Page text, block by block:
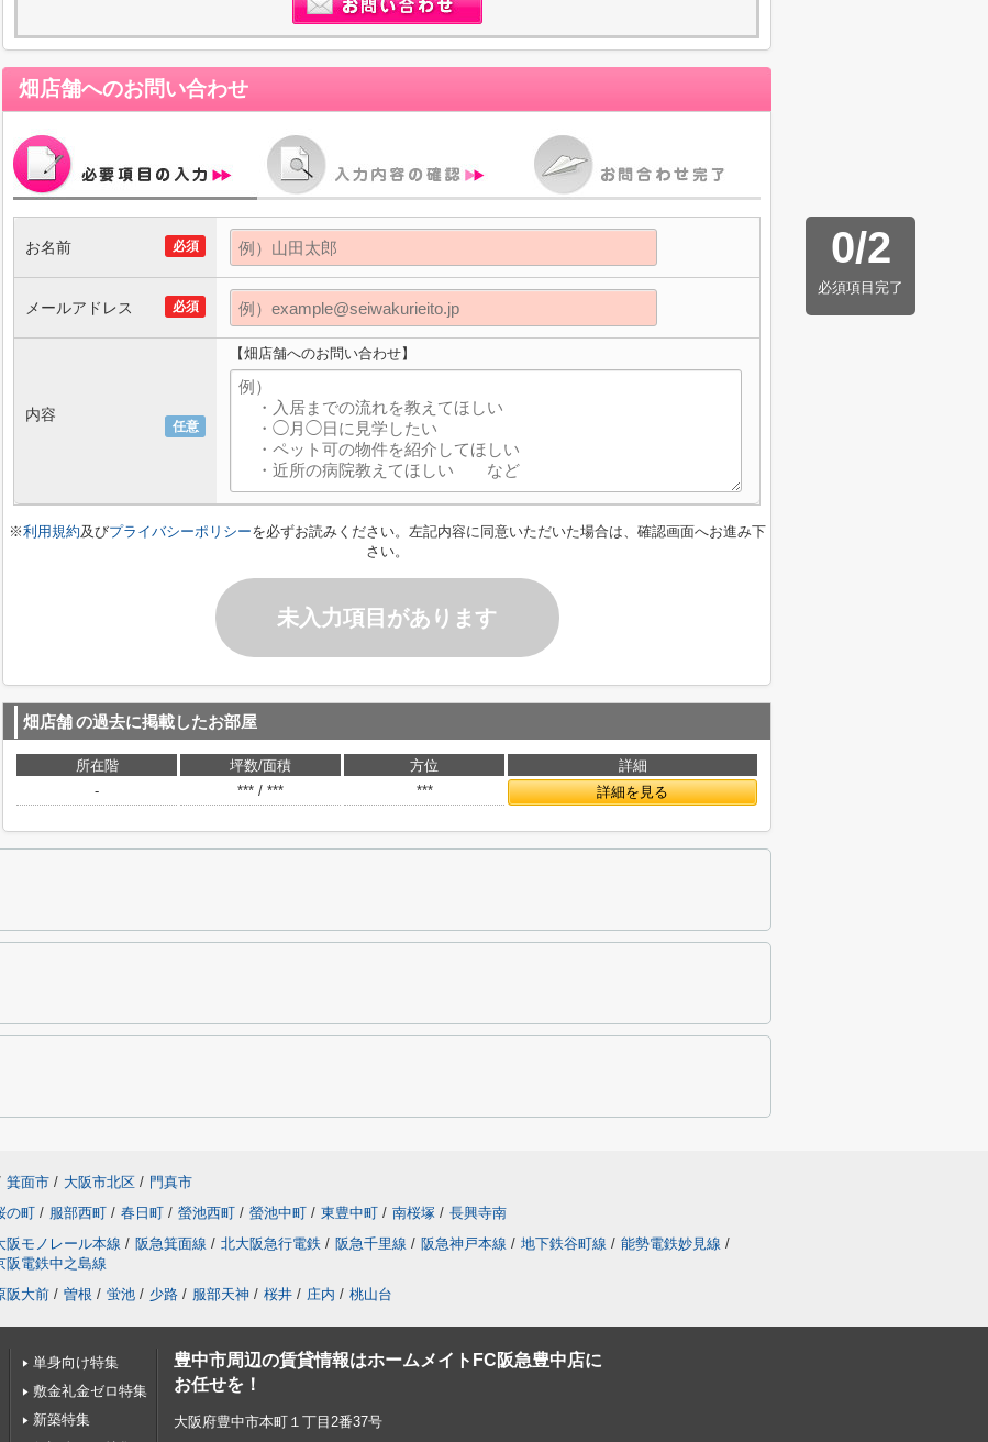
畑店舗へのお問い合わせ
0/2
必須項目完了
必須
お名前
必須
メールアドレス
任意
内容
【畑店舗へのお問い合わせ】
※利用規約及びプライバシーポリシーを必ずお読みください。左記内容に同意いただいた場合は、確認画面へお進み下
さい。
未入力項目があります
畑店舗の過去に掲載したお部屋
所在階 坪数/面積 方位
詳細
-
*** / *** *** 詳細を見る
箕面市 / 大阪市北区 / 門真市
の町 / 服部西町 / 春日町 / 螢池西町 / 螢池中町 / 東豊中町 / 南桜塚 / 長興寺南
阪モノレール本線 / 阪急箕面線 / 北大阪急行電鉄 / 阪急千里線 / 阪急神戸本線 / 地下鉄谷町線 / 能勢電鉄妙見線 /
阪電鉄中之島線
阪大前 / 曽根 / 蛍池 / 少路 / 服部天神 / 桜井 / 庄内 / 桃山台
単身向け特集
敷金礼金ゼロ特集
新築特集
豊中市周辺の賃貸情報はホームメイトFC阪急豊中店に
お任せを！
大阪府豊中市本町１丁目2番37号